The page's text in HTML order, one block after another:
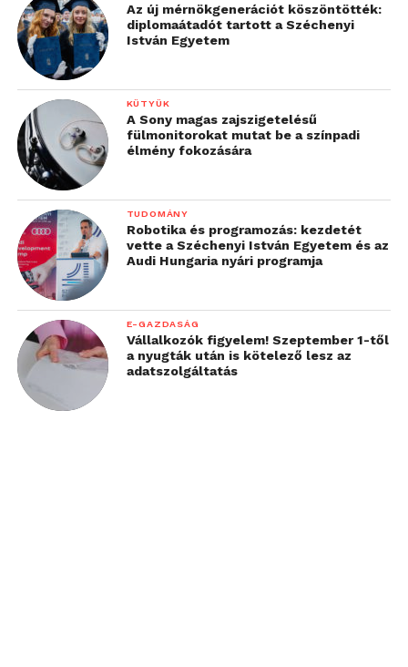
Az új mérnökgenerációt köszöntötték:
diplomaátadót tartott a Széchenyi
István Egyetem
KÜTYÜK
A Sony magas zajszigetelésű
fülmonitorokat mutat be a színpadi
élmény fokozására
TUDOMÁNY
Robotika és programozás: kezdetét
vette a Széchenyi István Egyetem és az
Audi Hungaria nyári programja
E-GAZDASÁG
Vállalkozók figyelem! Szeptember 1-től
a nyugták után is kötelező lesz az
adatszolgáltatás